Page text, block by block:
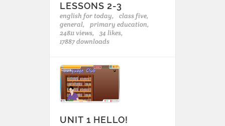
LESSONS 2-3
english for today,
class five,
general,
primary education,
24811 views,
34 likes,
17887 downloads
UNIT 1 HELLO!